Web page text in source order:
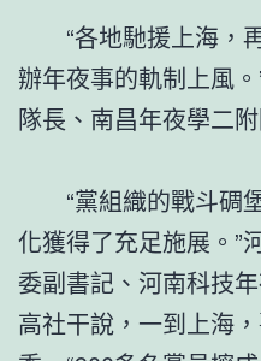
“各地馳援上海，
辦年夜事的軌制上風
隊長、南昌年夜學二
“黨組織的戰斗碉
化獲得了充足施展。”
委副書記、河南科技
高社干說，一到上海